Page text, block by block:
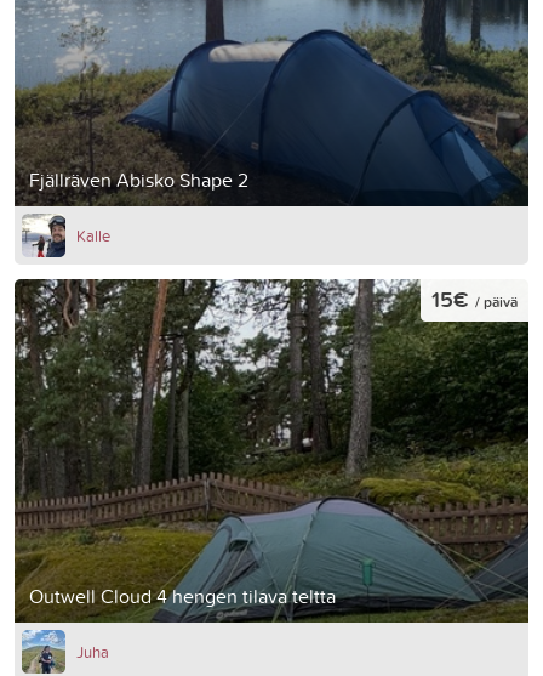
Fjällräven Abisko Shape 2
Kalle
Outwell Cloud 4 hengen tilava teltta
15€ / päivä
Juha